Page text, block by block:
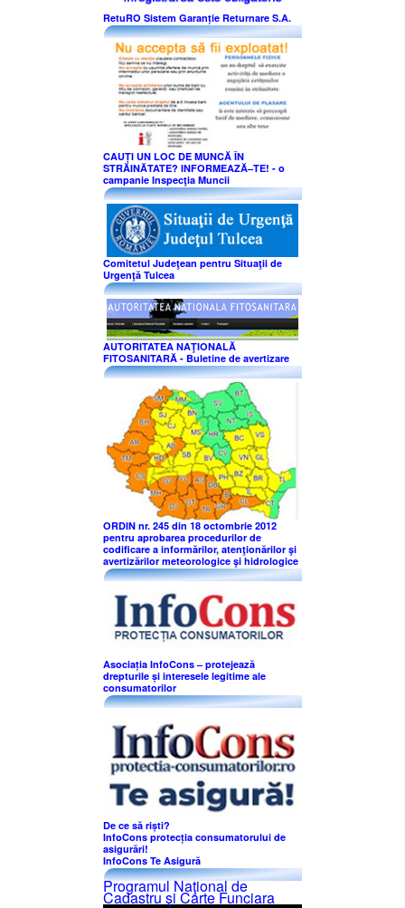
RetuRO Sistem Garanție Returnare S.A.
CAUȚI UN LOC DE MUNCĂ ÎN
STRĂINĂTATE? INFORMEAZĂ–TE! - o
campanie Inspecţia Muncii
Comitetul Judeţean pentru Situaţii de
Urgenţă Tulcea
AUTORITATEA NAŢIONALĂ
FITOSANITARĂ - Buletine de avertizare
ORDIN nr. 245 din 18 octombrie 2012
pentru aprobarea procedurilor de
codificare a informărilor, atenţionărilor şi
avertizărilor meteorologice şi hidrologice
Asociația InfoCons – protejează
drepturile și interesele legitime ale
consumatorilor
De ce să riști?
InfoCons protecția consumatorului de
asigurări!
InfoCons Te Asigură
Programul Naţional de
Cadastru şi Carte Funciara